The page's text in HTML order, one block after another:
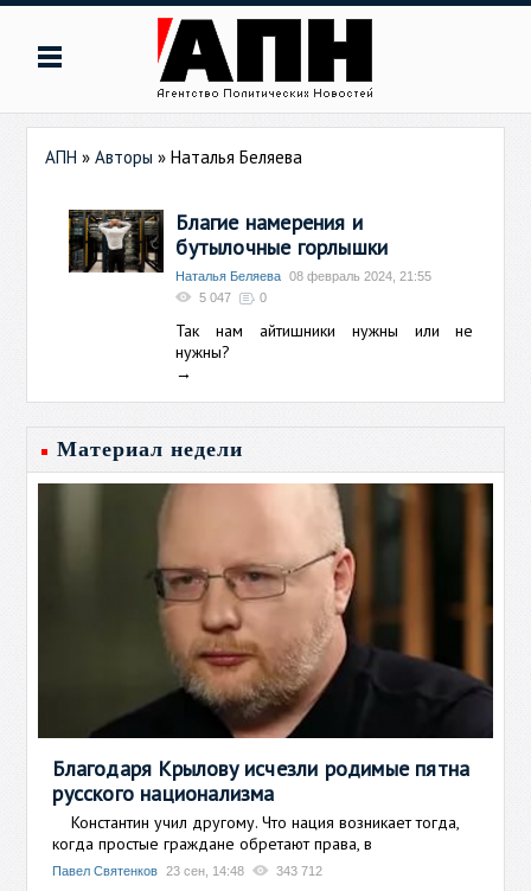
АПН »Авторы »Наталья Беляева
Благие намерения и
бутылочные горлышки
Наталья Беляева
08 февраль 2024, 21:55
5 047
0
Так нам айтишники нужны или не
нужны?
→
Материал недели
Благодаря Крылову исчезли родимые пятна
русского национализма
Константин учил другому. Что нация возникает тогда,
когда простые граждане обретают права, в
Павел Святенков 23 сен, 14:48 343 712